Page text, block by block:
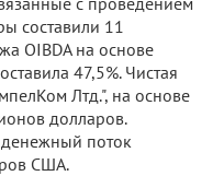
составили 11
OIBDA на основе
47,5%. Чистая
Лтд.", на основе
долларов.
поток
США.